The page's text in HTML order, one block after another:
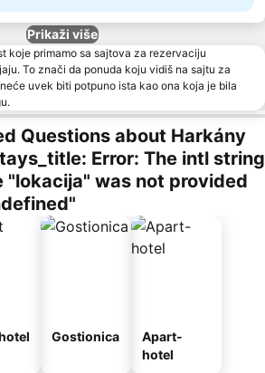
Prikaži više
koje primamo sa sajtova za rezervaciju
To znači da ponuda koju vidiš na sajtu za
uvek biti potpuno ista kao ona koja je bila
Questions about Harkány
Error: The intl string
was not provided
Gostionica
Apart-
hotel